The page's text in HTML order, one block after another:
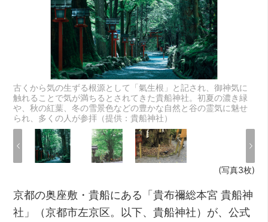
古くから気の生ずる根源として「氣生根」と記され、御神気に
触れることで気が満ちるとされてきた貴船神社。初夏の濃き緑
や、秋の紅葉、冬の雪景色などの豊かな自然と谷の霊気に魅せ
られ、多くの人が参拝（提供：貴船神社）
(写真3枚)
京都の奥座敷・貴船にある「貴布禰総本宮 貴船神
社」（京都市左京区。以下、貴船神社）が、公式